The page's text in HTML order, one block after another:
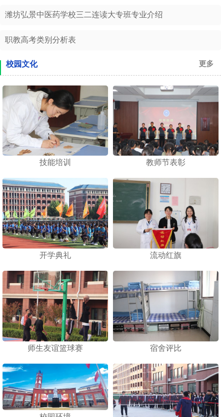
潍坊弘景中医药学校三二连读大专班专业介绍
职教高考类别分析表
校园文化 更多
技能培训 教师节表彰
开学典礼 流动红旗
师生友谊篮球赛 宿舍评比